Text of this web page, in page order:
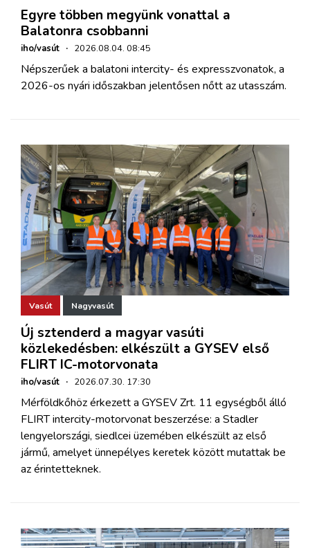
Egyre többen megyünk vonattal a
Balatonra csobbanni
iho/vasút · 2026.08.04. 08:45
Népszerűek a balatoni intercity- és expresszvonatok, a
2026-os nyári időszakban jelentősen nőtt az utasszám.
Vasút Nagyvasút
Új sztenderd a magyar vasúti
közlekedésben: elkészült a GYSEV első
FLIRT IC-motorvonata
iho/vasút · 2026.07.30. 17:30
Mérföldkőhöz érkezett a GYSEV Zrt. 11 egységből álló
FLIRT intercity-motorvonat beszerzése: a Stadler
lengyelországi, siedlcei üzemében elkészült az első
jármű, amelyet ünnepélyes keretek között mutattak be
az érintetteknek.